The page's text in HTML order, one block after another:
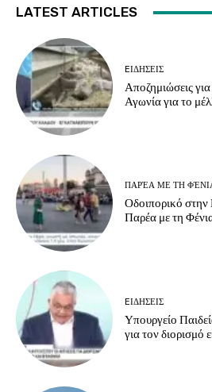
LATEST ARTICLES
EΙΔΗΣΕΙΣ
Αποζημιώσεις
Αγωνία για το
ΠΑΡΈΑ ΜΕ ΤΗ
Οδοιπορικό στην
Παρέα με τη
EΙΔΗΣΕΙΣ
Υπουργείο
για τον διορισμό